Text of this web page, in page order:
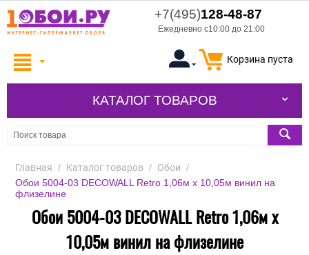
+7(495)128-48-87
Ежедневно с10:00 до 21:00
Корзина пуста
КАТАЛОГ ТОВАРОВ
Главная / Каталог товаров / Обои /
Обои 5004-03 DECOWALL Retro 1,06м х 10,05м винил на
флизелине
Обои 5004-03 DECOWALL Retro 1,06м х
10,05м винил на флизелине